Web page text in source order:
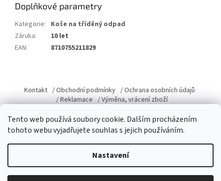
Tento web používá soubory cookie. Dalším procházením
tohoto webu vyjadřujete souhlas s jejich používáním.
Nastavení
Doplňkové parametry
Kategorie: Koše na tříděný odpad
Záruka:
10 let
EAN: 8710755211829
p
a
Kontakt / Obchodní podmínky / Ochrana osobních údajů
/ Reklamace / Výměna, vrácení zboží
Copyright 2026Domacky.cz. Všechna práva vyhrazena.Upravit